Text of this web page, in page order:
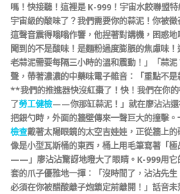
嗎！快接聽！這裡是 K-999！宇宙水餃聯盟
宇宙級的酸味了？我們需要你的蒜泥！你被
這聲音震得嗡嗡作響，他捏著對講機，困惑
聞到的不是酸味！是麵粉過度膨脹的焦慮味
老蒜泥需要每隔三小時的溫和震動！」「蒜
聲，帶著濃濃的中藥味電子雜音：「重點不
**我們的推進器快沒紅棗了！快！我們在你
了勞工健檢——你那缸蒜泥！」就在廖沾沾還
把銀勺時，外面的牆壁傳來一聲巨大的撞擊。
檢查戴著太陽眼鏡的太空吉娃娃，正從牆上
像是小型瓦斯桶的東西，桶上用毛筆寫著「
——」廖沾沾驚訝地瞪大了眼睛。K-999用它
套的爪子優雅地一揮：「沒時間了，沾沾先
必須在你被醋酸離子炮鎖定前離開！」話音